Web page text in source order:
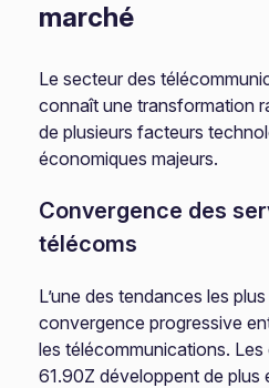
marché
Le secteur des
connaît une transformation
de plusieurs facteurs
économiques majeurs.
Convergence des
télécoms
L’une des tendances les
convergence progressive
les télécommunications.
61.90Z développent de plus